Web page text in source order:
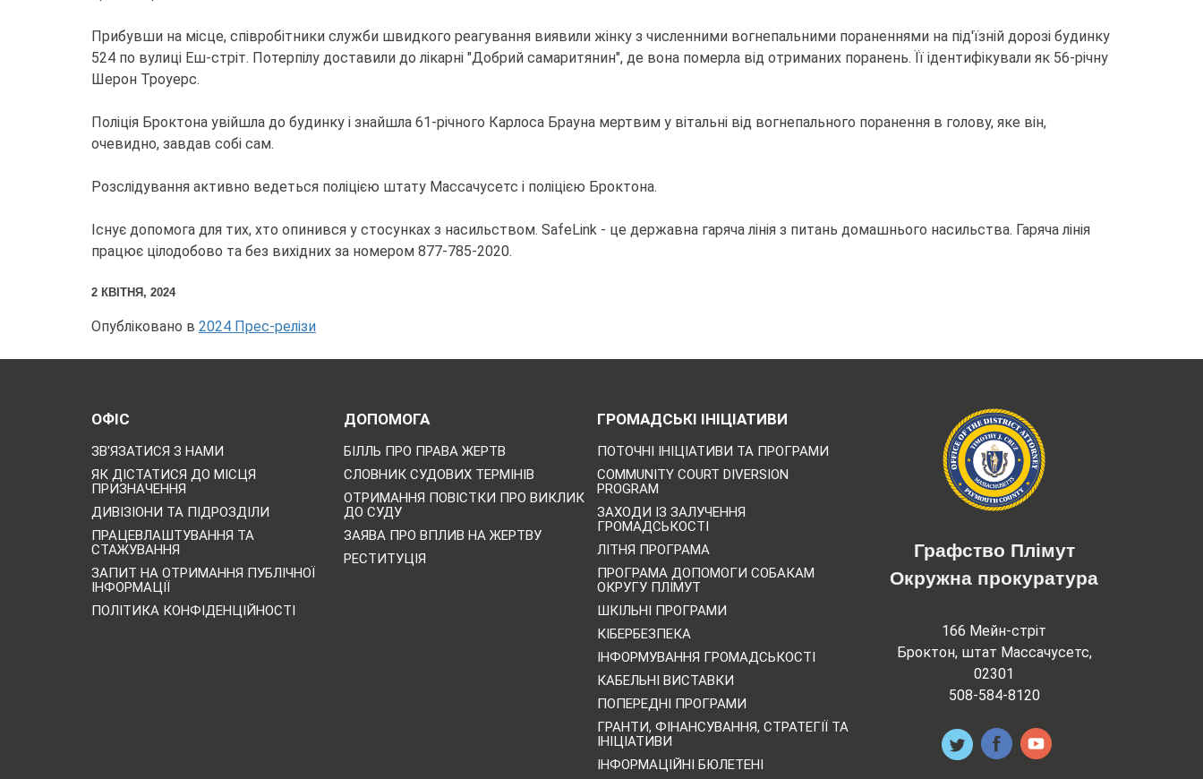
Прибувши на місце, співробітники служби швидкого реагування виявили жінку з численними вогнепальними пораненнями на під'їзній дорозі будинку
524 по вулиці Еш-стріт. Потерпілу доставили до лікарні "Добрий самаритянин", де вона померла від отриманих поранень. Її ідентифікували як 56-річну
Шерон Троуерс.
Поліція Броктона увійшла до будинку і знайшла 61-річного Карлоса Брауна мертвим у вітальні від вогнепального поранення в голову, яке він,
очевидно, завдав собі сам.
Розслідування активно ведеться поліцією штату Массачусетс і поліцією Броктона.
Існує допомога для тих, хто опинився у стосунках з насильством. SafeLink - це державна гаряча лінія з питань домашнього насильства. Гаряча лінія
працює цілодобово та без вихідних за номером 877-785-2020.
2 КВІТНЯ, 2024
Опубліковано в 2024 Прес-релізи
ОФІС
ЗВ'ЯЗАТИСЯ З НАМИ
ЯК ДІСТАТИСЯ ДО МІСЦЯ
ПРИЗНАЧЕННЯ
ДИВІЗІОНИ ТА ПІДРОЗДІЛИ
ПРАЦЕВЛАШТУВАННЯ ТА
СТАЖУВАННЯ
ЗАПИТ НА ОТРИМАННЯ ПУБЛІЧНОЇ
ІНФОРМАЦІЇ
ПОЛІТИКА КОНФІДЕНЦІЙНОСТІ
ДОПОМОГА
БІЛЛЬ ПРО ПРАВА ЖЕРТВ
СЛОВНИК СУДОВИХ ТЕРМІНІВ
ОТРИМАННЯ ПОВІСТКИ ПРО ВИКЛИК
ДО СУДУ
ЗАЯВА ПРО ВПЛИВ НА ЖЕРТВУ
РЕСТИТУЦІЯ
ГРОМАДСЬКІ ІНІЦІАТИВИ
ПОТОЧНІ ІНІЦІАТИВИ ТА ПРОГРАМИ
COMMUNITY COURT DIVERSION
PROGRAM
ЗАХОДИ ІЗ ЗАЛУЧЕННЯ
ГРОМАДСЬКОСТІ
ЛІТНЯ ПРОГРАМА
ПРОГРАМА ДОПОМОГИ СОБАКАМ
ОКРУГУ ПЛІМУТ
ШКІЛЬНІ ПРОГРАМИ
КІБЕРБЕЗПЕКА
ІНФОРМУВАННЯ ГРОМАДСЬКОСТІ
КАБЕЛЬНІ ВИСТАВКИ
ПОПЕРЕДНІ ПРОГРАМИ
ГРАНТИ, ФІНАНСУВАННЯ, СТРАТЕГІЇ ТА
ІНІЦІАТИВИ
ІНФОРМАЦІЙНІ БЮЛЕТЕНІ
Графство Плімут
Окружна прокуратура
166 Мейн-стріт
Броктон, штат Массачусетс,
02301
508-584-8120